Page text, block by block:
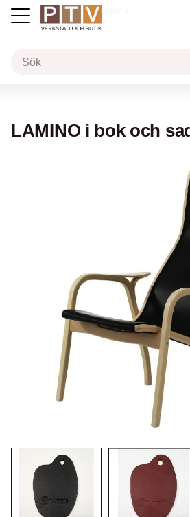
inkl. moms
LAMINO i bok och